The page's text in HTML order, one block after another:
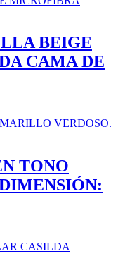
BEIGE
CAMA DE
TONO